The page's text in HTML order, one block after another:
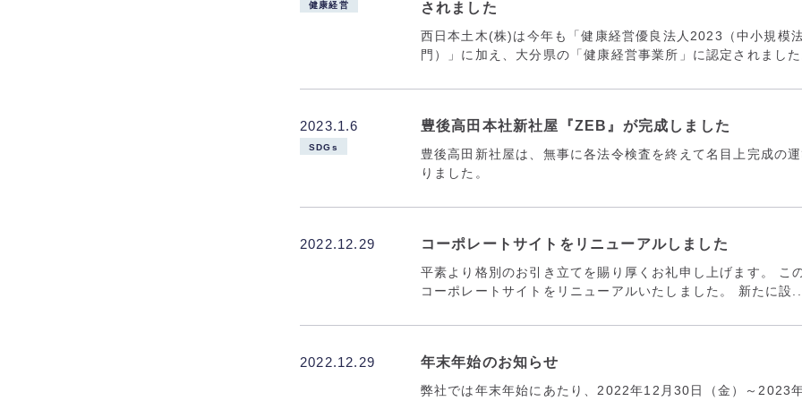
健康経営
されました
西日本土木(株)は今年も「健康経営優良法人2023（中小規模
門）」に加え、大分県の「健康経営事業所」に認定されました
2023.1.6
SDGs
豊後高田本社新社屋『ZEB』が完成しました
豊後高田新社屋は、無事に各法令検査を終えて名目上完成の
りました。
2022.12.29 コーポレートサイトをリニューアルしました
平素より格別のお引き立てを賜り厚くお礼申し上げます。 こ
コーポレートサイトをリニューアルいたしました。 新たに設...
2022.12.29 年末年始のお知らせ
弊社では年末年始にあたり、2022年12月30日（金）～2023